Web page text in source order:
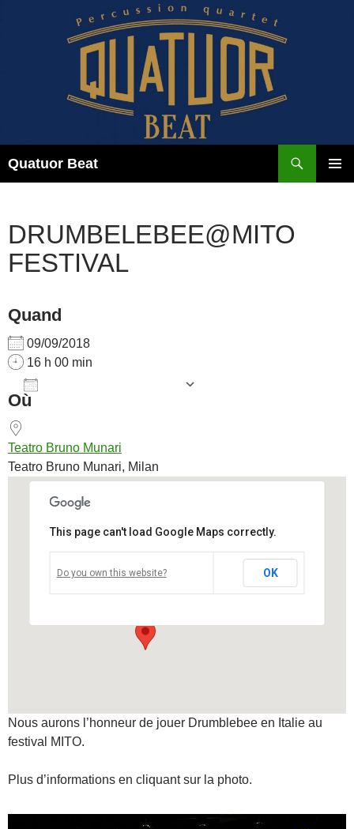
Quatuor Beat
DRUMBELEBEE@MITO
FESTIVAL
Quand
09/09/2018
16 h 00 min
Où
Teatro Bruno Munari
Teatro Bruno Munari, Milan
Voir Évènements
This page can't load Google Maps correctly.
Do you own this website? OK
Nous aurons l’honneur de jouer Drumblebee en Italie au
festival MITO.
Plus d’informations en cliquant sur la photo.